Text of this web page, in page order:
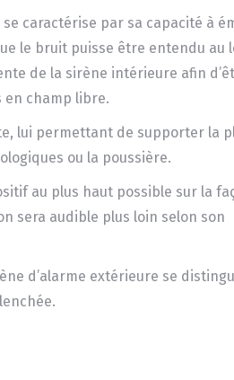
caractérise par sa capacité à
le bruit puisse être entendu au
de la sirène intérieure afin
en champ libre.
lui permettant de supporter la
ou la poussière.
au plus haut possible sur la
sera audible plus loin selon son
d’alarme extérieure se